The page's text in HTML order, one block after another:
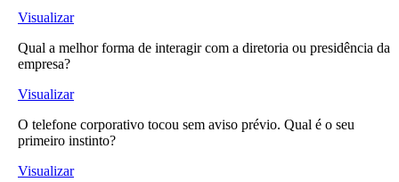
Visualizar
Qual a melhor forma de interagir com a diretoria ou presidência da
empresa?
Visualizar
O telefone corporativo tocou sem aviso prévio. Qual é o seu
primeiro instinto?
Visualizar